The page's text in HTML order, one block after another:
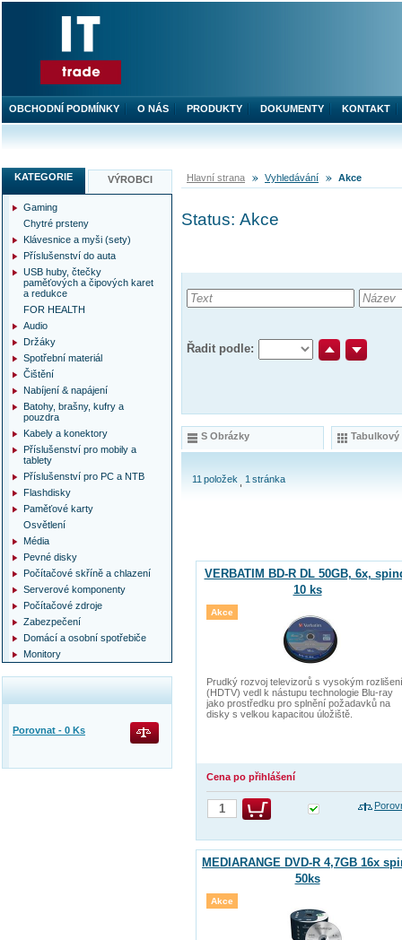
Hlavní strana Vyhledávání Akce
Status: Akce
Řadit podle:
S Obrázky Tabulkový
11 položek 1 stránka
VERBATIM BD-R DL 50GB, 6x,
10 ks
Prudký rozvoj televizorů s vysokým
(HDTV) vedl k nástupu technologie Blu-ray
jako prostředku pro splnění požadavků na
disky s velkou kapacitou úložiště.
Cena po přihlášení
Akce
MEDIARANGE DVD-R 4,7GB 16x
50ks
Akce
KATEGORIE VÝROBCI
Gaming
Chytré prsteny
Klávesnice a myši (sety)
Příslušenství do auta
USB huby, čtečky
paměťových a čipových karet
a redukce
FOR HEALTH
Audio
Držáky
Spotřební materiál
Čištění
Nabíjení & napájení
Batohy, brašny, kufry a
pouzdra
Kabely a konektory
Příslušenství pro mobily a
tablety
Příslušenství pro PC a NTB
Flashdisky
Paměťové karty
Osvětlení
Média
Pevné disky
Počítačové skříně a chlazení
Serverové komponenty
Počítačové zdroje
Zabezpečení
Domácí a osobní spotřebiče
Monitory
Porovnat - 0 Ks
OBCHODNÍ PODMÍNKY O NÁS PRODUKTY DOKUMENTY KONTAKT